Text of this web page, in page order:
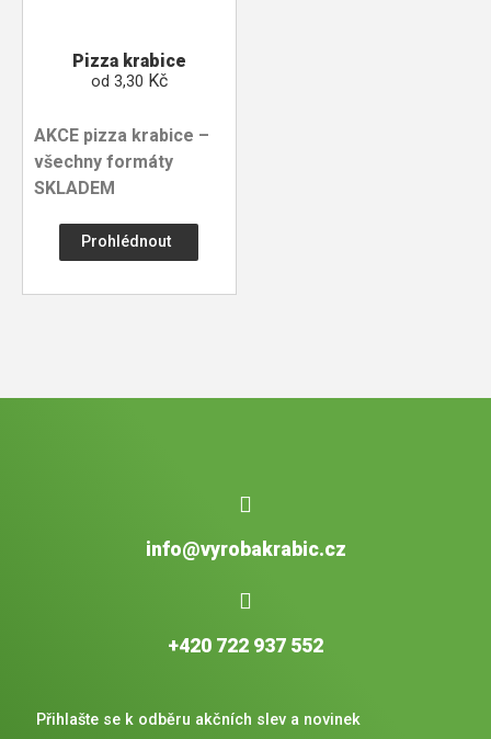
Pizza krabice
od 3,30 Kč
AKCE pizza krabice –
všechny formáty
SKLADEM
Prohlédnout
info@vyrobakrabic.cz
+420 722 937 552
Přihlašte se k odběru akčních slev a novinek